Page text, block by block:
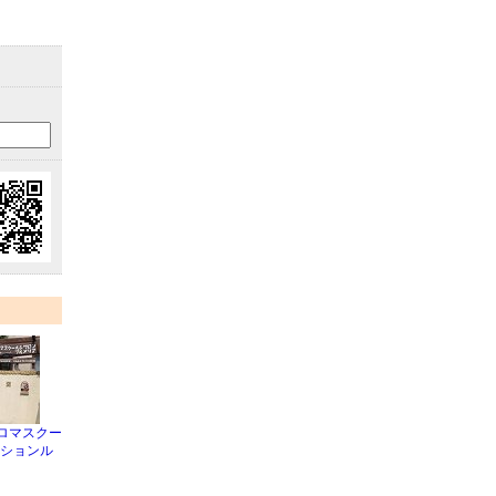
マスクー
ョンル